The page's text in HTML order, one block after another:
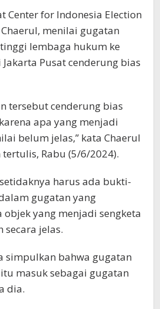
Center for Indonesia Election
menilai gugatan
lembaga hukum ke
Pusat cenderung bias
tersebut cenderung bias
apa yang menjadi
belum jelas,” kata Chaerul
Rabu (5/6/2024).
harus ada bukti-
gugatan yang
yang menjadi sengketa
secara jelas.
simpulkan bahwa gugatan
masuk sebagai gugatan
dia.